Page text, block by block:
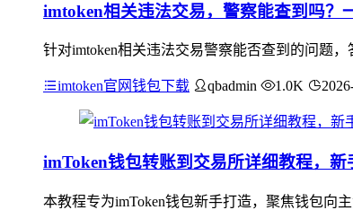
imtoken相关违法交易，警察能查到吗？
针对imtoken相关违法交易警察能否查到的问题
imtoken官网钱包下载 qbadmin 1.0K
imToken钱包转账到交易所详细教程，
本教程专为imToken钱包新手打造，聚焦钱包向